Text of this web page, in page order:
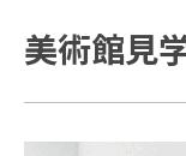
美術館見